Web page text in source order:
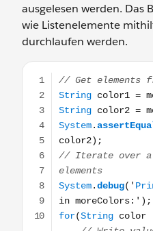
ausgelesen werden. Das
wie Listenelemente
durchlaufen werden.
// Get elements from a